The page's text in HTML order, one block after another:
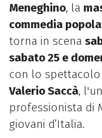
Meneghino, la
commedia
torna in scena
sabato 25 e
con lo spettacolo
Valerio Saccà,
professionista di
giovani d’Italia.